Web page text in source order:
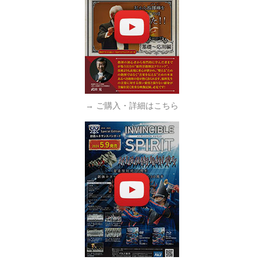
→ ご購入・詳細はこちら